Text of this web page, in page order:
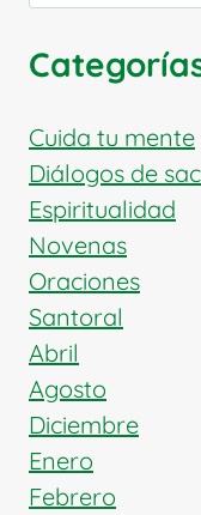
LA
FE
Cuida tu mente
Diálogos de
Espiritualidad
Novenas
Oraciones
Santoral
Abril
Agosto
Diciembre
Enero
Febrero